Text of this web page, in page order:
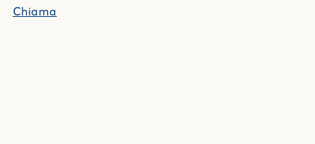
Chiama